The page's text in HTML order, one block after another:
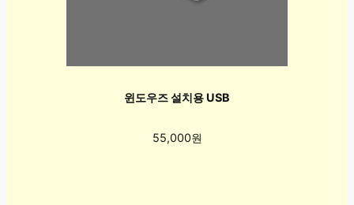
윈도우즈 설치용 USB
55,000원